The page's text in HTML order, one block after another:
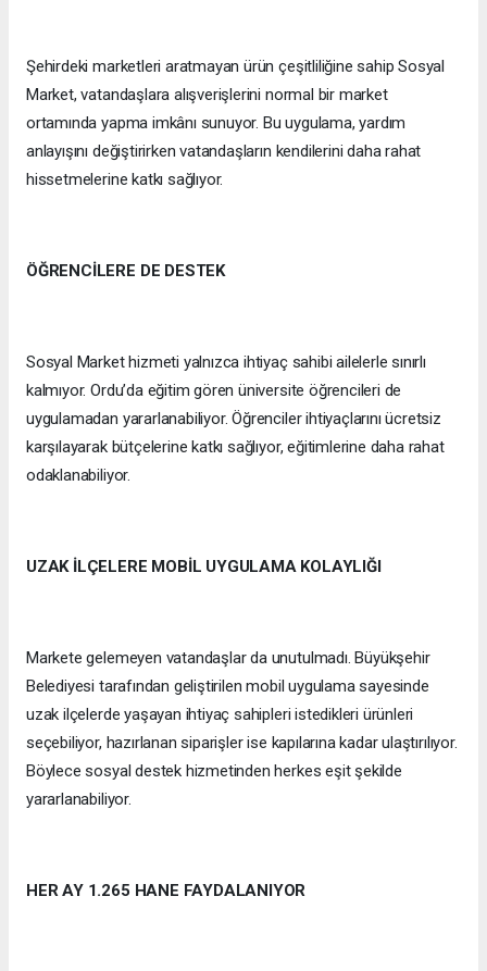
Şehirdeki marketleri aratmayan ürün çeşitliliğine sahip Sosyal
Market, vatandaşlara alışverişlerini normal bir market
ortamında yapma imkânı sunuyor. Bu uygulama, yardım
anlayışını değiştirirken vatandaşların kendilerini daha rahat
hissetmelerine katkı sağlıyor.
ÖĞRENCİLERE DE DESTEK
Sosyal Market hizmeti yalnızca ihtiyaç sahibi ailelerle sınırlı
kalmıyor. Ordu’da eğitim gören üniversite öğrencileri de
uygulamadan yararlanabiliyor. Öğrenciler ihtiyaçlarını ücretsiz
karşılayarak bütçelerine katkı sağlıyor, eğitimlerine daha rahat
odaklanabiliyor.
UZAK İLÇELERE MOBİL UYGULAMA KOLAYLIĞI
Markete gelemeyen vatandaşlar da unutulmadı. Büyükşehir
Belediyesi tarafından geliştirilen mobil uygulama sayesinde
uzak ilçelerde yaşayan ihtiyaç sahipleri istedikleri ürünleri
seçebiliyor, hazırlanan siparişler ise kapılarına kadar ulaştırılıyor.
Böylece sosyal destek hizmetinden herkes eşit şekilde
yararlanabiliyor.
HER AY 1.265 HANE FAYDALANIYOR